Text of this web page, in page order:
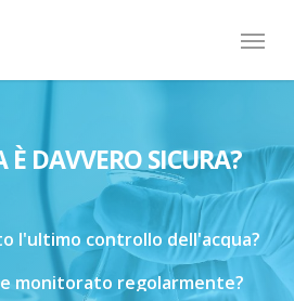
Menu
DAVVERO SICURA?
l'ultimo controllo dell'acqua?
monitorato regolarmente?